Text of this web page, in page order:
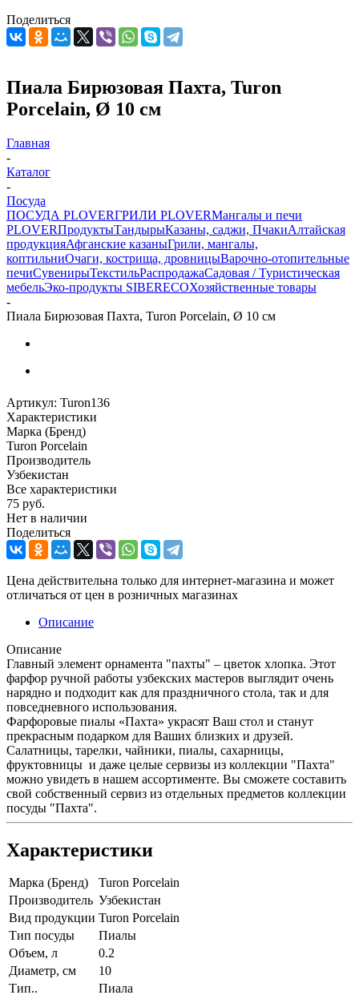
Поделиться
Пиала Бирюзовая Пахта, Turon
Porcelain, Ø 10 см
Главная
-
Каталог
-
Посуда
ПОСУДА PLOVERГРИЛИ PLOVERМангалы и печи
PLOVERПродуктыТандырыКазаны, саджи, ПчакиАлтайская
продукцияАфганские казаныГрили, мангалы,
коптильниОчаги, кострища, дровницыВарочно-отопительные
печиСувенирыТекстильРаспродажаСадовая / Туристическая
мебельЭко-продукты SIBERECOХозяйственные товары
-
Пиала Бирюзовая Пахта, Turon Porcelain, Ø 10 см
Артикул: Turon136
Характеристики
Марка (Бренд)
Turon Porcelain
Производитель
Узбекистан
Все характеристики
75 руб.
Нет в наличии
Поделиться
Цена действительна только для интернет-магазина и может
отличаться от цен в розничных магазинах
Описание
Описание
Главный элемент орнамента "пахты" – цветок хлопка. Этот
фарфор ручной работы узбекских мастеров выглядит очень
нарядно и подходит как для праздничного стола, так и для
повседневного использования.
Фарфоровые пиалы «Пахта» украсят Ваш стол и станут
прекрасным подарком для Ваших близких и друзей.
Салатницы, тарелки, чайники, пиалы, сахарницы,
фруктовницы и даже целые сервизы из коллекции "Пахта"
можно увидеть в нашем ассортименте. Вы сможете составить
свой собственный сервиз из отдельных предметов коллекции
посуды "Пахта".
Характеристики
Марка (Бренд)
Turon Porcelain
Производитель Узбекистан
Вид продукции Turon Porcelain
Тип посуды
Пиалы
Объем, л
0.2
Диаметр, см
10
Тип..
Пиала